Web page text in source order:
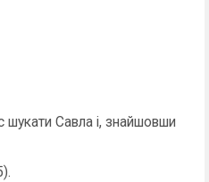
шукати Савла і, знайшовши